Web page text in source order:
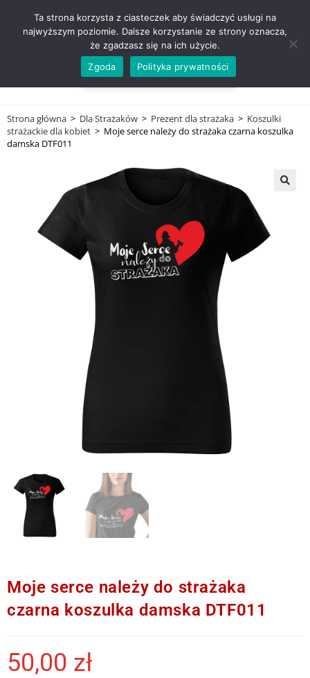
ZADZWOŃ TEL. 600 352 938
Strona główna > Dla Strażaków > Prezent dla strażaka > Koszulki
strażackie dla kobiet > Moje serce należy do strażaka czarna koszulka
damska DTF011
Moje serce należy do strażaka
czarna koszulka damska DTF011
50,00 zł
Ta strona korzysta z ciasteczek aby świadczyć usługi na
najwyższym poziomie. Dalsze korzystanie ze strony oznacza,
że zgadzasz się na ich użycie.
Zgoda
Polityka prywatności